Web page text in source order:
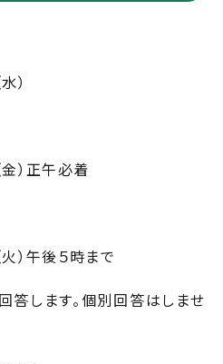
）
）正午必着
）午後５時まで
します。個別回答はしませ